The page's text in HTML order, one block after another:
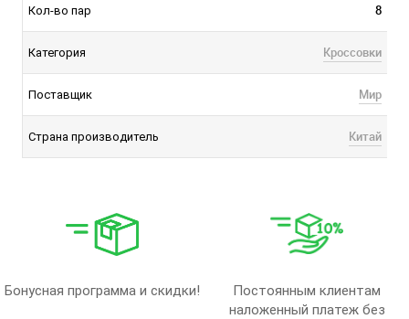
Кол-во пар 8
Категория Кроссовки
Поставщик Мир
Страна производитель Китай
Бонусная программа и скидки!
Постоянным клиентам
наложенный платеж без